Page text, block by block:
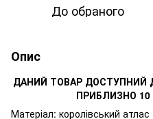
До обраного
Опис
ДАНИЙ ТОВАР ДОСТУПНИЙ
ПРИБЛИЗНО 10
Матеріал: королівський атлас